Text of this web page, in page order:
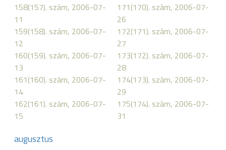
158(157). szám, 2006-07-
11
159(158). szám, 2006-07-
12
160(159). szám, 2006-07-
13
161(160). szám, 2006-07-
14
162(161). szám, 2006-07-
15
171(170). szám, 2006-07-
26
172(171). szám, 2006-07-
27
173(172). szám, 2006-07-
28
174(173). szám, 2006-07-
29
175(174). szám, 2006-07-
31
augusztus